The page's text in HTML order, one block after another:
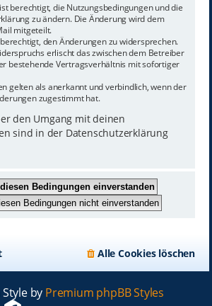
berechtigt, die Nutzungsbedingungen und die
zu ändern. Die Änderung wird dem
mitgeteilt.
den Änderungen zu widersprechen.
erlischt das zwischen dem Betreiber
bestehende Vertragsverhältnis mit sofortiger
gelten als anerkannt und verbindlich, wenn der
zugestimmt hat.
den Umgang mit deinen
sind in der Datenschutzerklärung
Alle Cookies löschen
by Premium phpBB Styles